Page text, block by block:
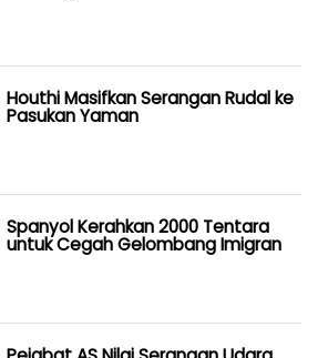
Houthi Masifkan Serangan Rudal ke
Pasukan Yaman
Spanyol Kerahkan 2000 Tentara
untuk Cegah Gelombang Imigran